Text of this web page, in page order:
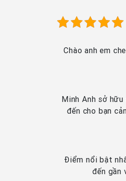
Chào anh em
Minh Anh sở
đến cho bạn
Điểm nổi bật
đến gần